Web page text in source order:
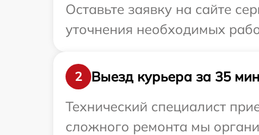
Оставьте заявку на сайте
уточнения необходимых
2
Выезд курьера за 35
Технический специалист
сложного ремонта мы